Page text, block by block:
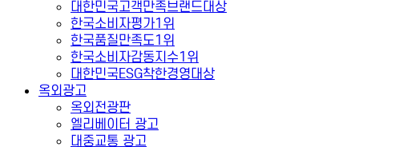
대한민국고객만족브랜드대상
한국소비자평가1위
한국품질만족도1위
한국소비자감동지수1위
대한민국ESG착한경영대상
옥외광고
옥외전광판
엘리베이터 광고
대중교통 광고